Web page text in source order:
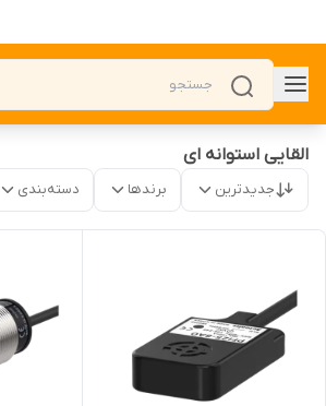
القایی استوانه ای
جدیدترین برندها دسته‌بندی